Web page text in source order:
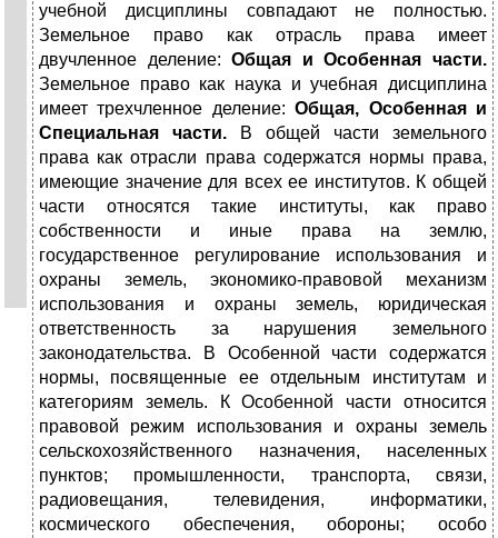
учебной дисциплины совпадают не полностью.
Земельное право как отрасль права имеет
двучленное деление:Общая и Особенная части.
Земельное право как наука и учебная дисциплина
имеет трехчленное деление:Общая, Особенная и
Специальная части.
В общей части земельного
права как отрасли права содержатся нормы права,
имеющие значение для всех ее институтов. К общей
части относятся такие институты, как право
собственности и иные права на землю,
государственное регулирование использования и
охраны земель, экономико-правовой механизм
использования и охраны земель, юридическая
ответственность за нарушения земельного
законодательства. В Особенной части содержатся
нормы, посвященные ее отдельным институтам и
категориям земель. К Особенной части относится
правовой режим использования и охраны земель
сельскохозяйственного назначения, населенных
пунктов; промышленности, транспорта, связи,
радиовещания, телевидения, информатики,
космического обеспечения, обороны; особо